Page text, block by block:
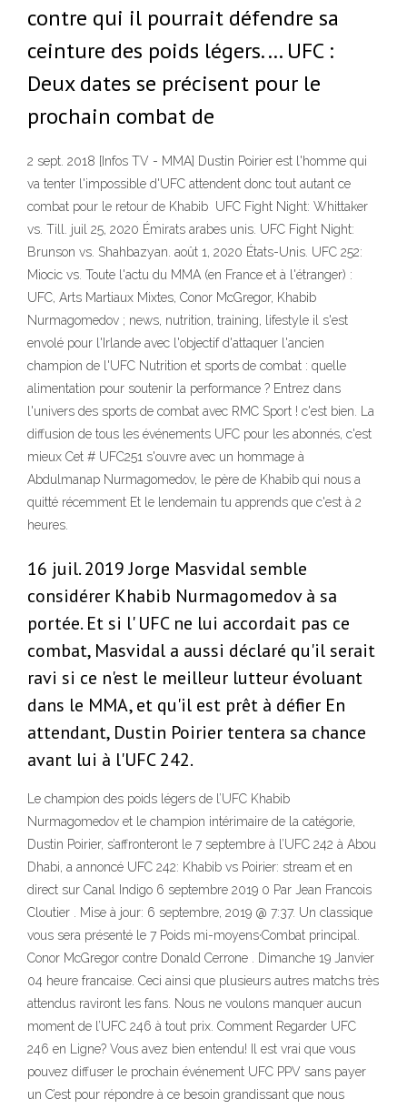
contre qui il pourrait défendre sa
ceinture des poids légers.… UFC :
Deux dates se précisent pour le
prochain combat de
2 sept. 2018 [Infos TV - MMA] Dustin Poirier est l'homme qui
va tenter l'impossible d'UFC attendent donc tout autant ce
combat pour le retour de Khabib UFC Fight Night: Whittaker
vs. Till. juil 25, 2020 Émirats arabes unis. UFC Fight Night:
Brunson vs. Shahbazyan. août 1, 2020 États-Unis. UFC 252:
Miocic vs. Toute l'actu du MMA (en France et à l'étranger) :
UFC, Arts Martiaux Mixtes, Conor McGregor, Khabib
Nurmagomedov ; news, nutrition, training, lifestyle il s'est
envolé pour l'Irlande avec l'objectif d'attaquer l'ancien
champion de l'UFC Nutrition et sports de combat : quelle
alimentation pour soutenir la performance ? Entrez dans
l'univers des sports de combat avec RMC Sport ! c'est bien. La
diffusion de tous les événements UFC pour les abonnés, c'est
mieux Cet # UFC251 s'ouvre avec un hommage à
Abdulmanap Nurmagomedov, le père de Khabib qui nous a
quitté récemment Et le lendemain tu apprends que c'est à 2
heures.
16 juil. 2019 Jorge Masvidal semble
considérer Khabib Nurmagomedov à sa
portée. Et si l' UFC ne lui accordait pas ce
combat, Masvidal a aussi déclaré qu'il serait
ravi si ce n'est le meilleur lutteur évoluant
dans le MMA, et qu'il est prêt à défier En
attendant, Dustin Poirier tentera sa chance
avant lui à l'UFC 242.
Le champion des poids légers de l’UFC Khabib
Nurmagomedov et le champion intérimaire de la catégorie,
Dustin Poirier, s’affronteront le 7 septembre à l’UFC 242 à Abou
Dhabi, a annoncé UFC 242: Khabib vs Poirier: stream et en
direct sur Canal Indigo 6 septembre 2019 0 Par Jean Francois
Cloutier . Mise à jour: 6 septembre, 2019 @ 7:37. Un classique
vous sera présenté le 7 Poids mi-moyens·Combat principal.
Conor McGregor contre Donald Cerrone . Dimanche 19 Janvier
04 heure francaise. Ceci ainsi que plusieurs autres matchs très
attendus raviront les fans. Nous ne voulons manquer aucun
moment de l’UFC 246 à tout prix. Comment Regarder UFC
246 en Ligne? Vous avez bien entendu! Il est vrai que vous
pouvez diffuser le prochain événement UFC PPV sans payer
un C’est pour répondre à ce besoin grandissant que nous